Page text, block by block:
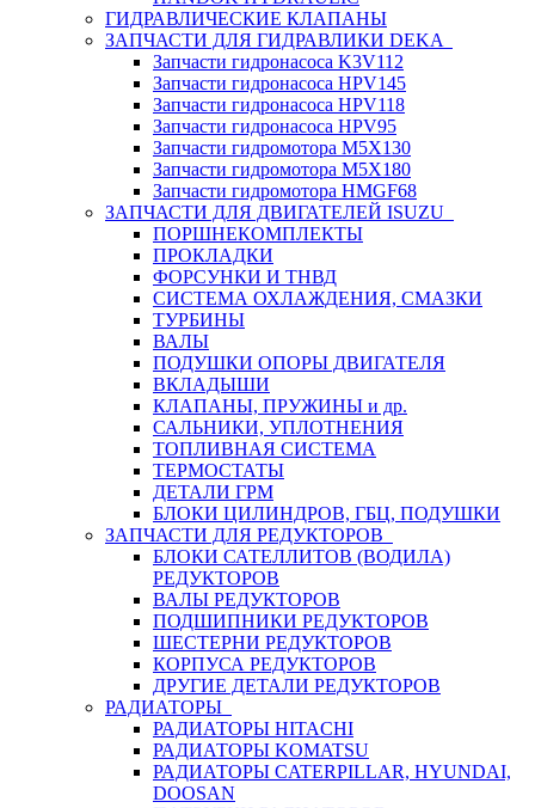
ГИДРАВЛИЧЕСКИЕ КЛАПАНЫ
ЗАПЧАСТИ ДЛЯ ГИДРАВЛИКИ DEKA
Запчасти гидронасоса K3V112
Запчасти гидронасоса HPV145
Запчасти гидронасоса HPV118
Запчасти гидронасоса HPV95
Запчасти гидромотора M5X130
Запчасти гидромотора M5X180
Запчасти гидромотора HMGF68
ЗАПЧАСТИ ДЛЯ ДВИГАТЕЛЕЙ ISUZU
ПОРШНЕКОМПЛЕКТЫ
ПРОКЛАДКИ
ФОРСУНКИ И ТНВД
СИСТЕМА ОХЛАЖДЕНИЯ, СМАЗКИ
ТУРБИНЫ
ВАЛЫ
ПОДУШКИ ОПОРЫ ДВИГАТЕЛЯ
ВКЛАДЫШИ
КЛАПАНЫ, ПРУЖИНЫ и др.
САЛЬНИКИ, УПЛОТНЕНИЯ
ТОПЛИВНАЯ СИСТЕМА
ТЕРМОСТАТЫ
ДЕТАЛИ ГРМ
БЛОКИ ЦИЛИНДРОВ, ГБЦ, ПОДУШКИ
ЗАПЧАСТИ ДЛЯ РЕДУКТОРОВ
БЛОКИ САТЕЛЛИТОВ (ВОДИЛА)
РЕДУКТОРОВ
ВАЛЫ РЕДУКТОРОВ
ПОДШИПНИКИ РЕДУКТОРОВ
ШЕСТЕРНИ РЕДУКТОРОВ
КОРПУСА РЕДУКТОРОВ
ДРУГИЕ ДЕТАЛИ РЕДУКТОРОВ
РАДИАТОРЫ
РАДИАТОРЫ HITACHI
РАДИАТОРЫ KOMATSU
РАДИАТОРЫ CATERPILLAR, HYUNDAI,
DOOSAN